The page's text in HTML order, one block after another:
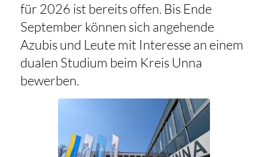
für 2026 ist bereits offen. Bis Ende
September können sich angehende
Azubis und Leute mit Interesse an einem
dualen Studium beim Kreis Unna
bewerben.